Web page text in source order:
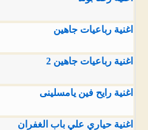
اغنية رباعيات جاهين
اغنية رباعيات جاهين 2
اغنية رايح فين يامسلينى
اغنية حياري علي باب الغفران